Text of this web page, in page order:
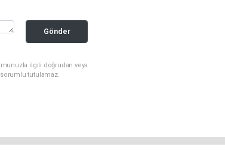
Gönder
ilgili doğrudan veya
tutulamaz.